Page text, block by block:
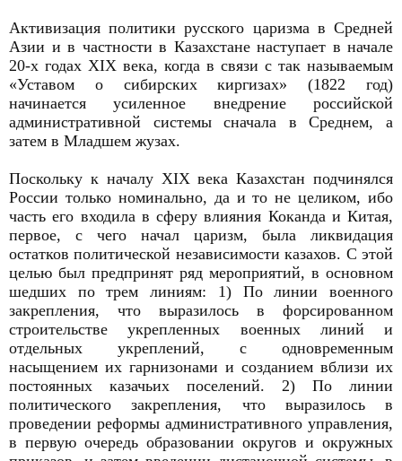
Активизация политики русского царизма в Средней
Азии и в частности в Казахстане наступает в начале
20-х годах XIX века, когда в связи с так называемым
«Уставом о сибирских киргизах» (1822 год)
начинается усиленное внедрение российской
административной системы сначала в Среднем, а
затем в Младшем жузах.
Поскольку к началу XIX века Казахстан подчинялся
России только номинально, да и то не целиком, ибо
часть его входила в сферу влияния Коканда и Китая,
первое, с чего начал царизм, была ликвидация
остатков политической независимости казахов. С этой
целью был предпринят ряд мероприятий, в основном
шедших по трем линиям: 1) По линии военного
закрепления, что выразилось в форсированном
строительстве укрепленных военных линий и
отдельных укреплений, с одновременным
насыщением их гарнизонами и созданием вблизи их
постоянных казачьих поселений. 2) По линии
политического закрепления, что выразилось в
проведении реформы административного управления,
в первую очередь образовании округов и окружных